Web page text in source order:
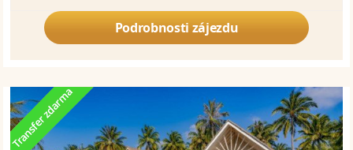
Podrobnosti zájezdu